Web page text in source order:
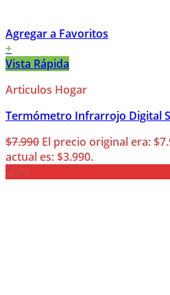
Agregar a Favoritos
+
Vista Rápida
Articulos Hogar
Termómetro Infrarrojo Digital
$7.990 El precio original era:
actual es: $3.990.